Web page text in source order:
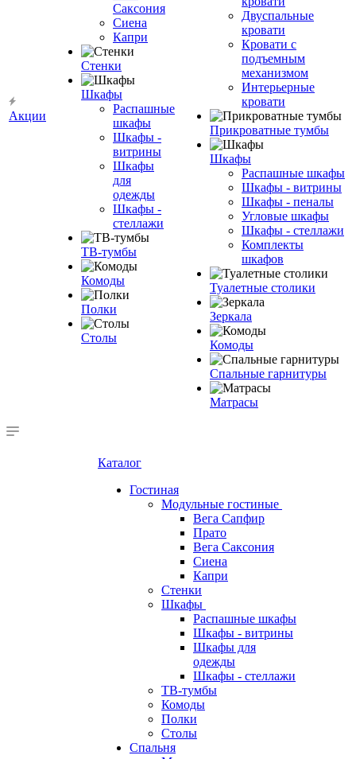
Акции
Саксония
Сиена
Капри
Стенки
Шкафы
Распашные
шкафы
Шкафы -
витрины
Шкафы
для
одежды
Шкафы -
стеллажи
ТВ-тумбы
Комоды
Полки
Столы
Двуспальные
кровати
Кровати с
подъемным
механизмом
Интерьерные
кровати
Прикроватные тумбы
Шкафы
Распашные шкафы
Шкафы - витрины
Шкафы - пеналы
Угловые шкафы
Шкафы - стеллажи
Комплекты
шкафов
Туалетные столики
Зеркала
Комоды
Спальные гарнитуры
Матрасы
Каталог
Гостиная
Модульные гостиные
Вега Сапфир
Прато
Вега Саксония
Сиена
Капри
Стенки
Шкафы
Распашные шкафы
Шкафы - витрины
Шкафы для
одежды
Шкафы - стеллажи
ТВ-тумбы
Комоды
Полки
Столы
Спальня